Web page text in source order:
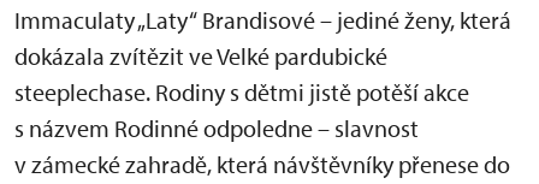
Immaculaty „Laty“ Brandisové – jediné ženy, která
dokázala zvítězit ve Velké pardubické
steeplechase. Rodiny s dětmi jistě potěší akce
s názvem Rodinné odpoledne – slavnost
v zámecké zahradě, která návštěvníky přenese do